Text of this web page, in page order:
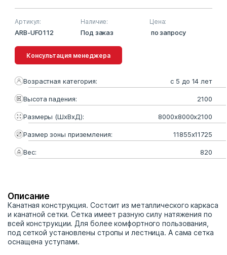
Артикул:
ARB-UF0112
Наличие:
Под заказ
Цена:
по запросу
Консультация менеджера
Возрастная категория: с 5 до 14 лет
Высота падения: 2100
Размеры (ШхВхД): 8000x8000x2100
Размер зоны приземления: 11855x11725
Вес: 820
Описание
Канатная конструкция. Состоит из металлического каркаса
и канатной сетки. Сетка имеет разную силу натяжения по
всей конструкции. Для более комфортного пользования,
под сеткой установлены стропы и лестница. А сама сетка
оснащена уступами.